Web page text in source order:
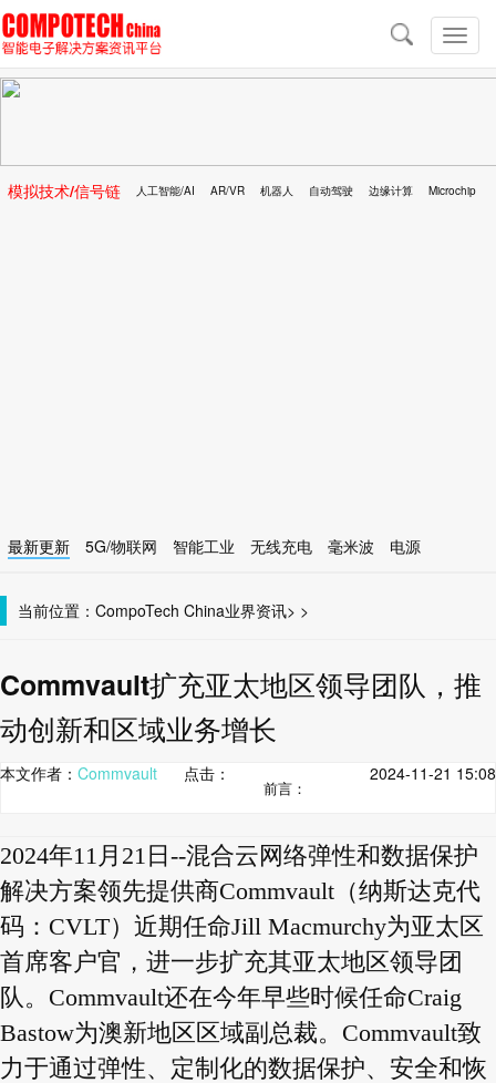
切
换
导
导
航
模拟技术/信号链 人工智能/AI AR/VR 机器人 自动驾驶 边缘计算 Microchip
最新更新 5G/物联网 智能工业 无线充电 毫米波
电源
当前位置： CompoTech China >
业界资讯 >
Commvault扩充亚太地区领导团队，推
动创新和区域业务增长
本文作者： Commvault 点击： 2024-11-21 15:08
前言：
2024年11月21日--混合云网络弹性和数据保护
解决方案领先提供商Commvault（纳斯达克代
码：CVLT）近期任命Jill Macmurchy为亚太区
首席客户官，进一步扩充其亚太地区领导团
队。Commvault还在今年早些时候任命Craig
Bastow为澳新地区区域副总裁。Commvault致
力于通过弹性、定制化的数据保护、安全和恢